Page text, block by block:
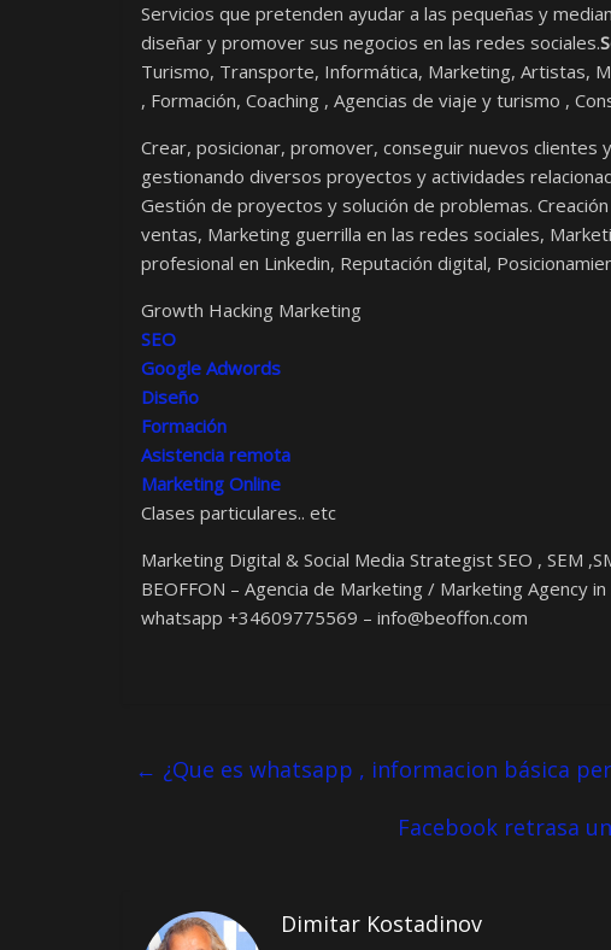
Servicios que pretenden ayudar a las pequeñas y
diseñar y promover sus negocios en las redes sociales.
Turismo, Transporte, Informática, Marketing, Artistas,
, Formación, Coaching , Agencias de viaje y turismo ,
Crear, posicionar, promover, conseguir nuevos
gestionando diversos proyectos y actividades
Gestión de proyectos y solución de problemas.
ventas, Marketing guerrilla en las redes sociales,
profesional en Linkedin, Reputación digital,
Growth Hacking Marketing
SEO
Google Adwords
Diseño
Formación
Asistencia remota
Marketing Online
Clases particulares.. etc
Marketing Digital & Social Media Strategist SEO , SEM
BEOFFON – Agencia de Marketing / Marketing Agency
whatsapp +34609775569 – info@beoffon.com
← ¿Que es whatsapp , informacion básica
Facebook retrasa
Dimitar Kostadinov